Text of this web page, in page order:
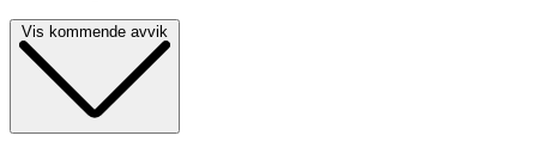
Vis kommende avvik